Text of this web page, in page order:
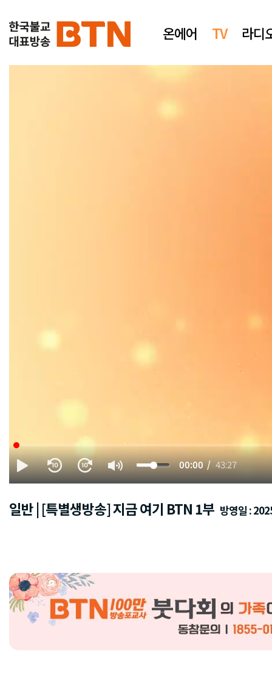
온에어 TV 라디
00:00 43:27
일반 | [특별생방송] 지금 여기 BTN 1부 방영일 :